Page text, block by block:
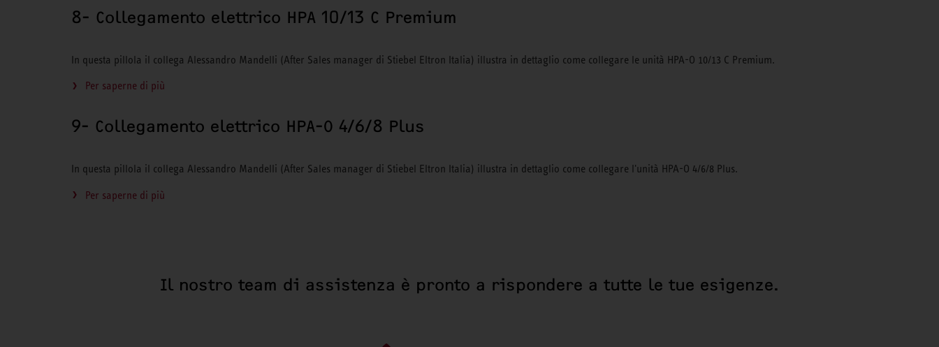
8- Collegamento elettrico HPA 10/13 C Premium
In questa pillola il collega Alessandro Mandelli (After Sales manager di Stiebel Eltron Italia) illustra in dettaglio come collegare le unità HPA-O 10/13 C Premium.
Per saperne di più
9- Collegamento elettrico HPA-O 4/6/8 Plus
In questa pillola il collega Alessandro Mandelli (After Sales manager di Stiebel Eltron Italia) illustra in dettaglio come collegare l'unità HPA-O 4/6/8 Plus.
Per saperne di più
Il nostro team di assistenza è pronto a rispondere a tutte le tue esigenze.